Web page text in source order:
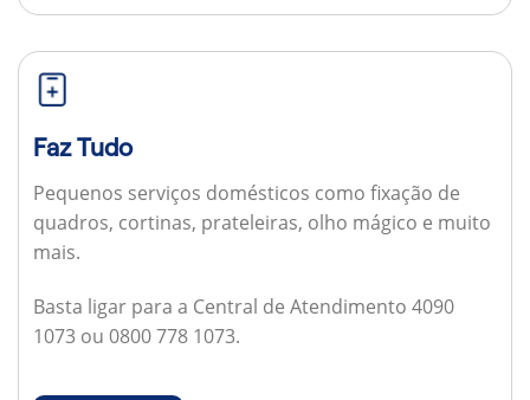
Faz Tudo
Pequenos serviços domésticos como fixação de
quadros, cortinas, prateleiras, olho mágico e muito
mais.
Basta ligar para a Central de Atendimento 4090
1073 ou 0800 778 1073.